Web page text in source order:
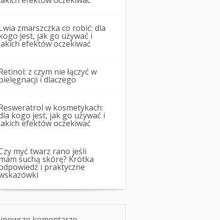
zmarszczka co robić: dla
jest, jak go używać i
efektów oczekiwać
z czym nie łączyć w
i dlaczego
w kosmetykach:
kogo jest, jak go używać i
efektów oczekiwać
myć twarz rano jeśli
suchą skórę? Krótka
i praktyczne